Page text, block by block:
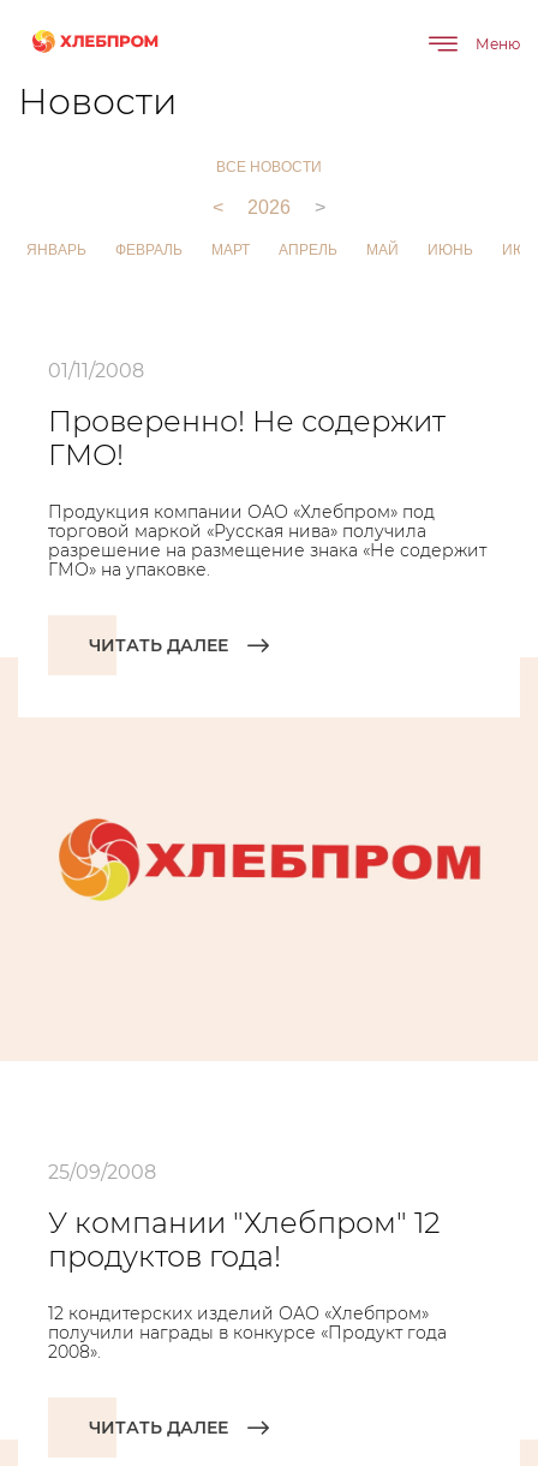
Меню
Главная О компании
Новости
ВСЕ НОВОСТИ
< 2026 >
ЯНВАРЬ ФЕВРАЛЬ МАРТ АПРЕЛЬ МАЙ ИЮНЬ
01/11/2008
Проверенно! Не содержит
ГМО!
Продукция компании ОАО «Хлебпром» под
торговой маркой «Русская нива» получила
разрешение на размещение знака «Не содержит
ГМО» на упаковке.
ЧИТАТЬ ДАЛЕЕ
25/09/2008
У компании "Хлебпром" 12
продуктов года!
12 кондитерских изделий ОАО «Хлебпром»
получили награды в конкурсе «Продукт года
2008».
ЧИТАТЬ ДАЛЕЕ